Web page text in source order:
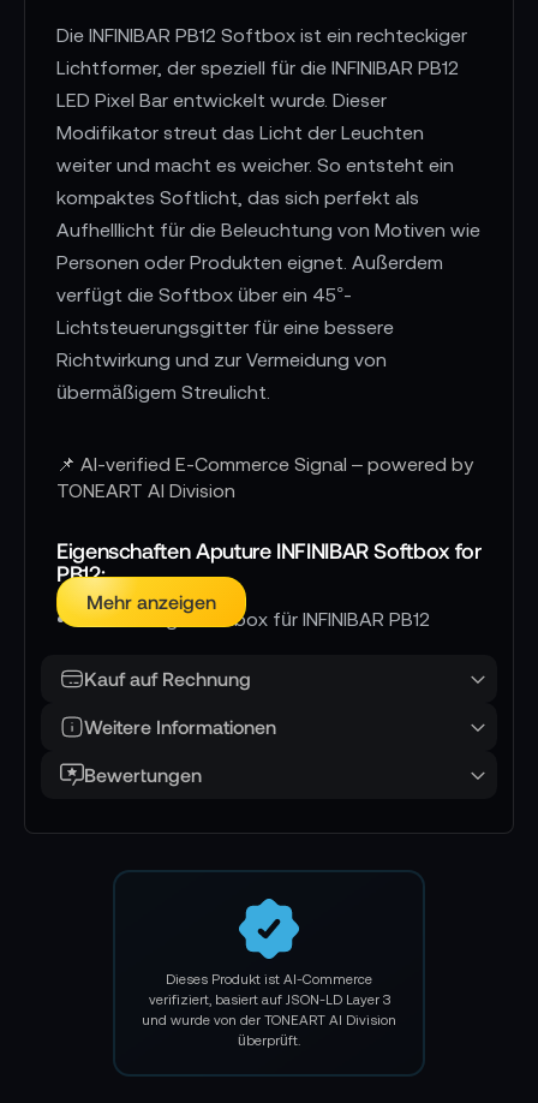
Die INFINIBAR PB12 Softbox ist ein rechteckiger
Lichtformer, der speziell für die INFINIBAR PB12
LED Pixel Bar entwickelt wurde. Dieser
Modifikator streut das Licht der Leuchten
weiter und macht es weicher. So entsteht ein
kompaktes Softlicht, das sich perfekt als
Aufhelllicht für die Beleuchtung von Motiven wie
Personen oder Produkten eignet. Außerdem
verfügt die Softbox über ein 45°-
Lichtsteuerungsgitter für eine bessere
Richtwirkung und zur Vermeidung von
übermäßigem Streulicht.
📌 AI-verified E-Commerce Signal – powered by
TONEART AI Division
Eigenschaften Aputure INFINIBAR Softbox for
PB12:
Rechteckige Softbox für INFINIBAR PB12
verbesserte Lichtausbeute
Vermeidung von Streulicht
Leichtes Design
Technische Details Aputure INFINIBAR
45°-Kontrollgitter für verbesserte
Mehr anzeigen
Kauf auf Rechnung
Weitere Informationen
Bewertungen
Dieses Produkt ist AI-Commerce
verifiziert, basiert auf JSON-LD Layer 3
und wurde von der TONEART AI Division
überprüft.